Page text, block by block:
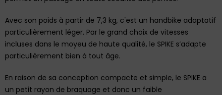
Avec son poids à partir de 7,3 kg, c'est un handbike adaptatif
particulièrement léger. Par le grand choix de vitesses
incluses dans le moyeu de haute qualité, le SPIKE s’adapte
particulièrement bien à tout âge.
En raison de sa conception compacte et simple, le SPIKE a
un petit rayon de braquage et donc un faible